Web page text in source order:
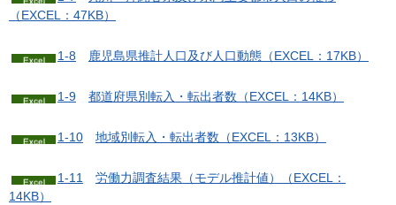
（EXCEL：47KB）
1-8 鹿児島県推計人口及び人口動態（EXCEL：17KB）
1-9 都道府県別転入・転出者数（EXCEL：14KB）
1-10 地域別転入・転出者数（EXCEL：13KB）
1-11 労働力調査結果（モデル推計値）（EXCEL：
14KB）